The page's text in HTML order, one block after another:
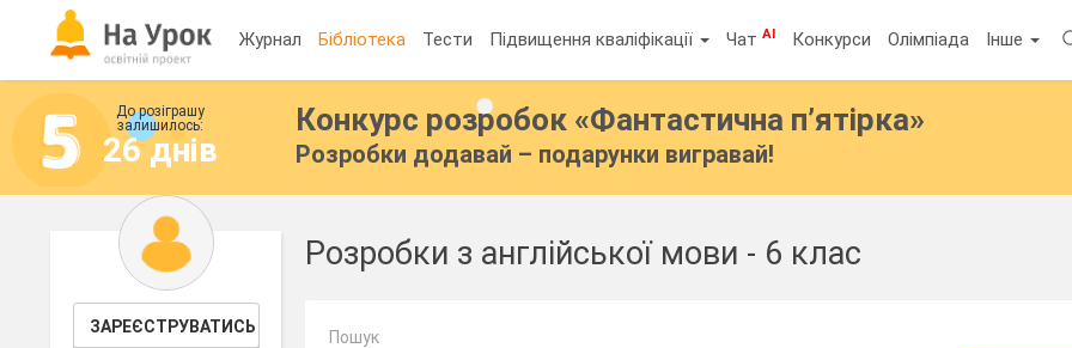
Журнал Бібліотека Тести Підвищення кваліфікації ЧатAI Конкурси Олімпіада Інше
До розіграшу
залишилось:
26 днів
Конкурс розробок «Фантастична п’ятірка»
Розробки додавай – подарунки вигравай!
ЗАРЕЄСТРУВАТИСЬ
Розробки з англійської мови - 6 клас
Пошук